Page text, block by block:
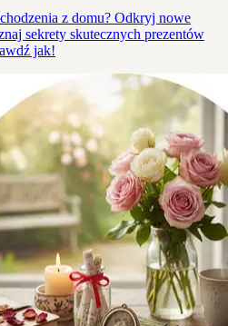
z domu? Odkryj nowe
sekrety skutecznych prezentów
jak!